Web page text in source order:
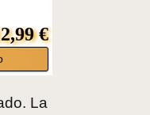
€
La